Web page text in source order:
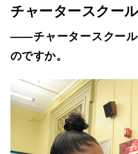
チャータースクー
――チャータースクール
のですか。